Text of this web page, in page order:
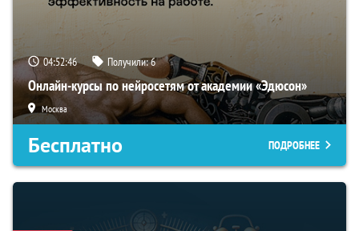
04:52:46 Получили:6
Онлайн-курсы по нейросетям от академии «Эдюсон»
Москва
Бесплатно ПОДРОБНЕЕ